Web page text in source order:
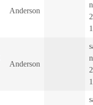
Anderson
Anderson